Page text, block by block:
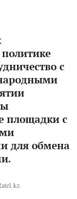
с
площадки с
для обмена